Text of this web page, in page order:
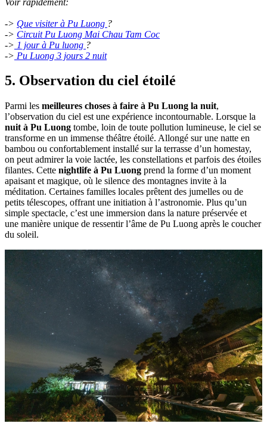
-> Que visiter à Pu Luong ?
-> Circuit Pu Luong Mai Chau Tam Coc
-> 1 jour à Pu luong ?
-> Pu Luong 3 jours 2 nuit
5. Observation du ciel étoilé
Parmi les meilleures choses à faire à Pu Luong la nuit,
l’observation du ciel est une expérience incontournable. Lorsque la
nuit à Pu Luong tombe, loin de toute pollution lumineuse, le ciel se
transforme en un immense théâtre étoilé. Allongé sur une natte en
bambou ou confortablement installé sur la terrasse d’un homestay,
on peut admirer la voie lactée, les constellations et parfois des étoiles
filantes. Cette nightlife à Pu Luong prend la forme d’un moment
apaisant et magique, où le silence des montagnes invite à la
méditation. Certaines familles locales prêtent des jumelles ou de
petits télescopes, offrant une initiation à l’astronomie. Plus qu’un
simple spectacle, c’est une immersion dans la nature préservée et
une manière unique de ressentir l’âme de Pu Luong après le coucher
du soleil.